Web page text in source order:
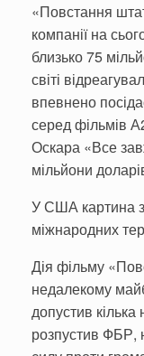
«Повстання
компанії на
близько 75
світі
впевнено
серед фільмів
Оскара «Все
мільйони
У США картина
міжнародних
Дія фільму
недалекому
допустив
розпустив ФБР,